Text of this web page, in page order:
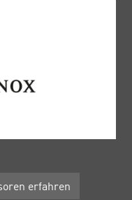
erfahren